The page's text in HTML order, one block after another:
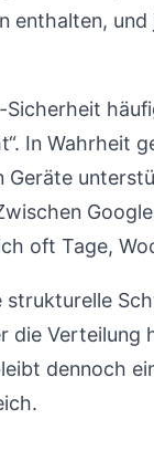
enthalten,
In Wahrheit
oft Tage,
strukturelle
Verteilung
dennoch